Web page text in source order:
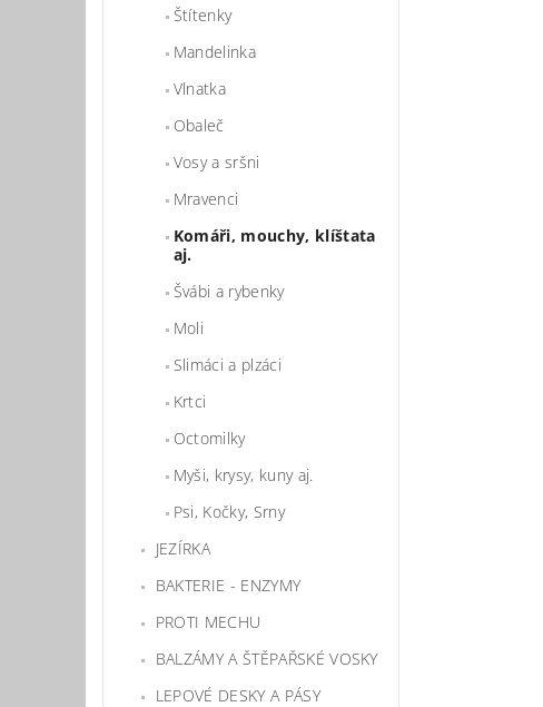
Štítenky
Mandelinka
Vlnatka
Obaleč
Vosy a sršni
Mravenci
Komáři, mouchy, klíštata
aj.
Švábi a rybenky
Moli
Slimáci a plzáci
Krtci
Octomilky
Myši, krysy, kuny aj.
Psi, Kočky, Srny
JEZÍRKA
BAKTERIE - ENZYMY
PROTI MECHU
BALZÁMY A ŠTĚPAŘSKÉ VOSKY
LEPOVÉ DESKY A PÁSY